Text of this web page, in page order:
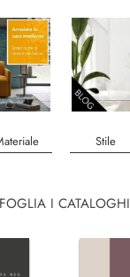
Stile
I CATALOGHI